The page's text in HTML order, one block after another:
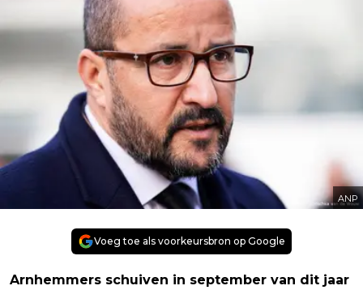
ANP
Voeg toe als voorkeursbron op Google
Arnhemmers schuiven in september van dit jaar